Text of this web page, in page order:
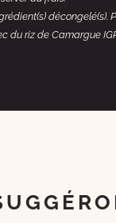
décongelé(s).
du riz de Camargue